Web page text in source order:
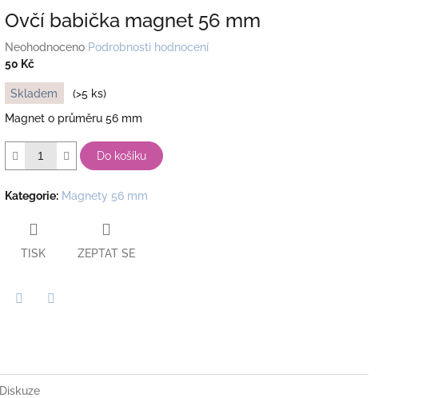
Ovčí babička magnet 56 mm
Průměrné
hodnocení
je
0,0
z
5
hvězdiček.
Neohodnoceno Podrobnosti hodnocení
50 Kč
Měrná
cena:
Skladem
(>5 ks)
Magnet o průměru 56 mm
Do košíku
Kategorie: Magnety 56 mm
TISK ZEPTAT SE
Diskuze